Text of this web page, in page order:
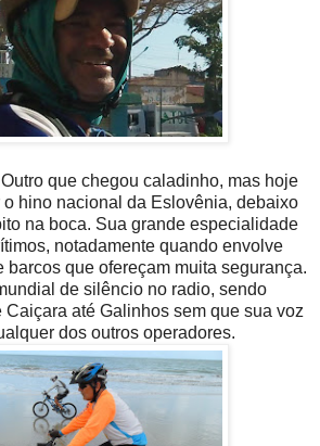
Outro que chegou caladinho, mas hoje
o hino nacional da Eslovênia, debaixo
na boca. Sua grande especialidade
notadamente quando envolve
barcos que ofereçam muita segurança.
de silêncio no radio, sendo
até Galinhos sem que sua voz
dos outros operadores.